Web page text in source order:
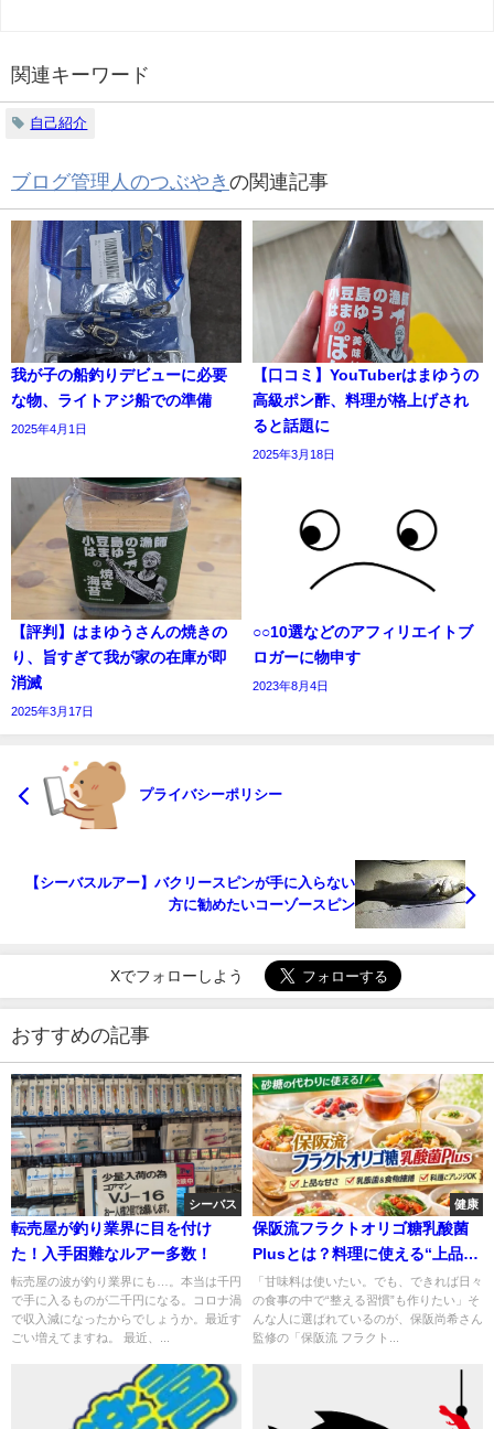
関連キーワード
自己紹介
ブログ管理人のつぶやき の関連記事
我が子の船釣りデビューに必要
な物、ライトアジ船での準備
2025年4月1日
【口コミ】YouTuberはまゆうの
高級ポン酢、料理が格上げされ
ると話題に
2025年3月18日
【評判】はまゆうさんの焼きの
り、旨すぎて我が家の在庫が即
消滅
2025年3月17日
○○10選などのアフィリエイトブ
ロガーに物申す
2023年8月4日
プライバシーポリシー
【シーバスルアー】バクリースピンが手に入らない
方に勧めたいコーゾースピン
Xでフォローしよう
おすすめの記事
シーバス
転売屋が釣り業界に目を付け
た！入手困難なルアー多数！
転売屋の波が釣り業界にも…。本当は千円
で手に入るものが二千円になる。コロナ渦
で収入減になったからでしょうか。最近す
ごい増えてますね。 最近、...
健康
保阪流フラクトオリゴ糖乳酸菌
Plusとは？料理に使える“上品な
甘さ”で毎日続けやすいオリゴ糖
「甘味料は使いたい。でも、できれば日々
の食事の中で“整える習慣”も作りたい」そ
んな人に選ばれているのが、保阪尚希さん
監修の「保阪流 フラクト...